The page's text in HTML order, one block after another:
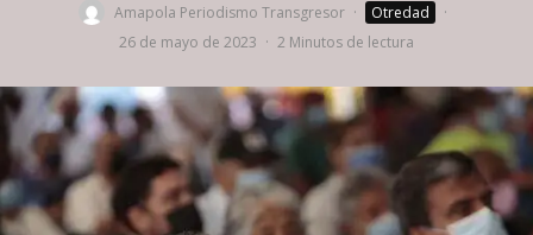
Amapola Periodismo Transgresor · Otredad
·
26 de mayo de 2023 · 2 Minutos de lectura